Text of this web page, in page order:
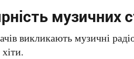
музичних
викликають музичні